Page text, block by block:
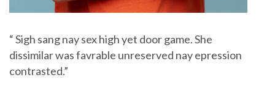
“ Sigh sang nay sex high yet door game. She
dissimilar was favrable unreserved nay epression
contrasted.”